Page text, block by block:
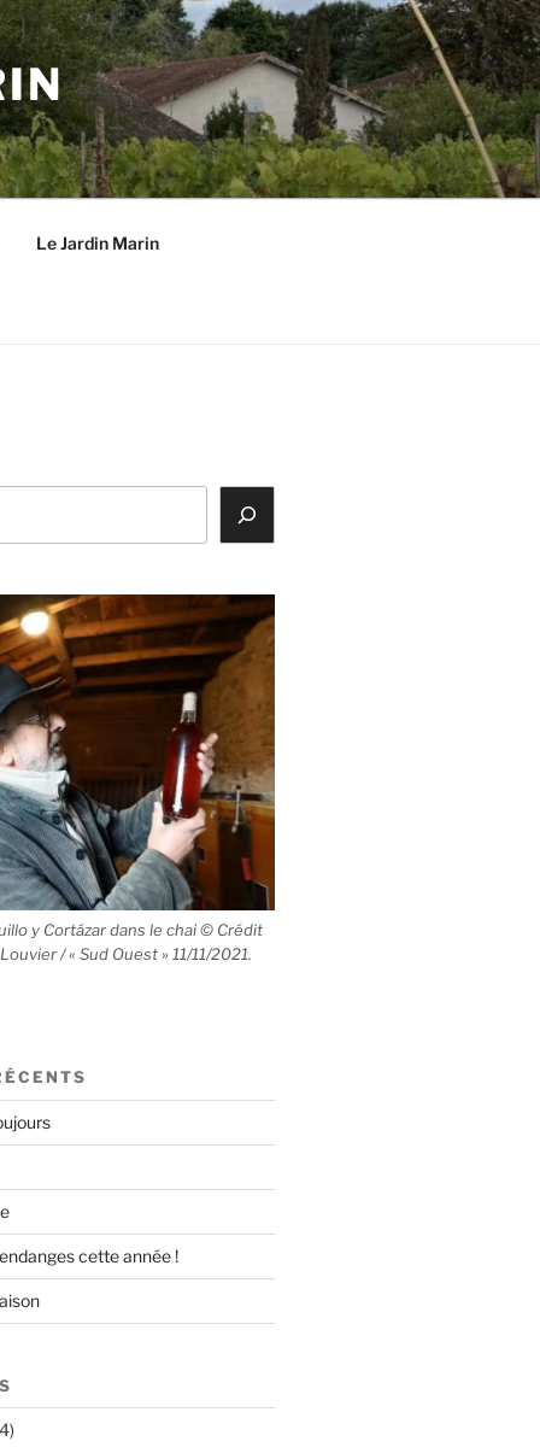
Le Jardin Marin
y Cortázar dans le chai © Crédit
/ « Sud Ouest » 11/11/2021.
cette année !